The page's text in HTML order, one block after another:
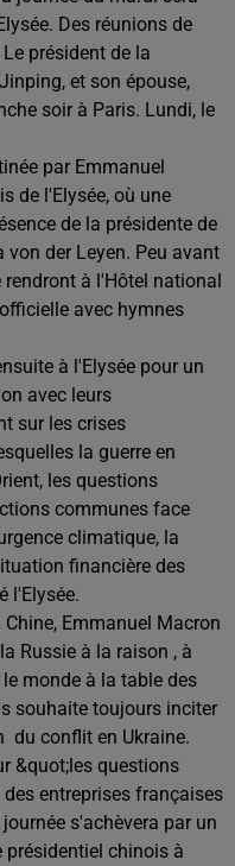
Des réunions de
président de la
et son épouse,
soir à Paris. Lundi, le
par Emmanuel
de l'Elysée, où une
de la présidente de
von der Leyen. Peu avant
rendront à l'Hôtel national
avec hymnes
à l'Elysée pour un
avec leurs
sur les crises
la guerre en
les questions
communes face
climatique, la
financière des
l'Elysée.
Emmanuel Macron
Russie à la raison , à
monde à la table des
souhaite toujours inciter
du conflit en Ukraine.
&quot;les questions
entreprises françaises
s'achèvera par un
présidentiel chinois à